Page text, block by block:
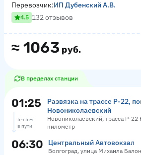
≈ 1063 руб.
Перевозчик:ИП Дубенский А.В.
4.5 132 отзывов
В пределах станции
01:25
Развязка на трассе Р-22,
Новониколаевский
Новониколаевский, трасса Р-22
километр
5 ч 5 м
в пути
06:30 Центральный Автовокзал
Волгоград, улица Михаила